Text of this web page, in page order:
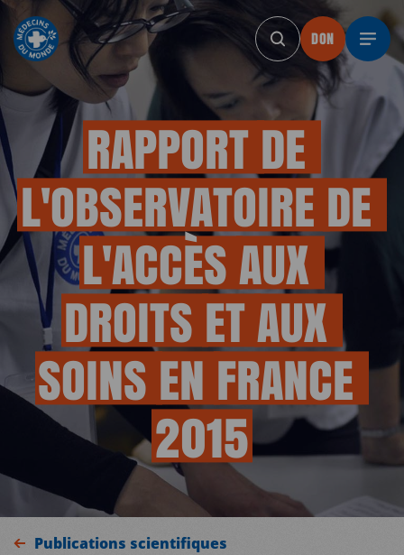
DON DON DON DON DON
DON
RAPPORTDE
L'OBSERVATOIREDE
L'ACCÈSAUX
DROITSETAUX
SOINSEN FRANCE
2015
Publications scientifiques